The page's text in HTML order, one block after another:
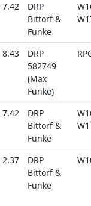
7.42
DRP
Bittorf &
Funke
8.43
DRP
582749
(Max
Funke)
7.42
DRP
Bittorf &
Funke
2.37
DRP
Bittorf &
Funke